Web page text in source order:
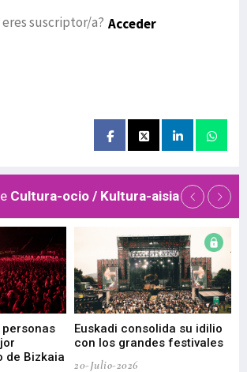
eres suscriptor/a? Acceder
Cultura-ocio / Kultura-aisia
personas
de Bizkaia
Euskadi consolida su idilio
con los grandes festivales
20-Julio-2026